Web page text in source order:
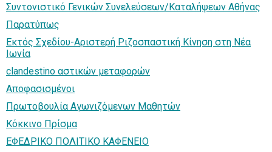
Συντονιστικό Γενικών Συνελεύσεων/Καταλήψεων Αθήνας
Παρατύπως
Εκτός Σχεδίου-Αριστερή Ριζοσπαστική Κίνηση στη Νέα
Ιωνία
clandestino αστικών μεταφορών
Αποφασισμένοι
Πρωτοβουλία Αγωνιζόμενων Μαθητών
Κόκκινο Πρίσμα
ΕΦΕΔΡΙΚΟ ΠΟΛΙΤΙΚΟ ΚΑΦΕΝΕΙΟ